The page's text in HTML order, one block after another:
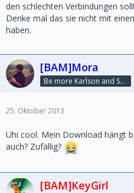
den schlechten Verbindungen
Denke mal das sie nicht mit
haben.
[BAM]Mora
Be more Karlson and Susi ♥
25. Oktober 2013
Uhi cool. Mein Download hängt
auch? Zufällig?
[BAM]KeyGirl